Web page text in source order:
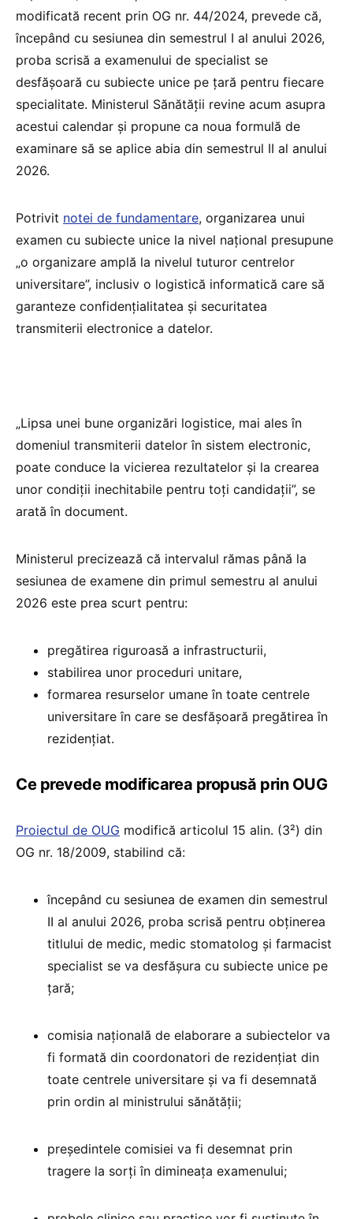
modificată recent prin OG nr. 44/2024, prevede că,
începând cu sesiunea din semestrul I al anului 2026,
proba scrisă a examenului de specialist se
desfășoară cu subiecte unice pe țară pentru fiecare
specialitate. Ministerul Sănătății revine acum asupra
acestui calendar și propune ca noua formulă de
examinare să se aplice abia din semestrul II al anului
2026.
Potrivit notei de fundamentare, organizarea unui
examen cu subiecte unice la nivel național presupune
„o organizare amplă la nivelul tuturor centrelor
universitare”, inclusiv o logistică informatică care să
garanteze confidențialitatea și securitatea
transmiterii electronice a datelor.
„Lipsa unei bune organizări logistice, mai ales în
domeniul transmiterii datelor în sistem electronic,
poate conduce la vicierea rezultatelor și la crearea
unor condiții inechitabile pentru toți candidații”, se
arată în document.
Ministerul precizează că intervalul rămas până la
sesiunea de examene din primul semestru al anului
2026 este prea scurt pentru:
pregătirea riguroasă a infrastructurii,
stabilirea unor proceduri unitare,
formarea resurselor umane în toate centrele
universitare în care se desfășoară pregătirea în
rezidențiat.
Ce prevede modificarea propusă prin OUG
Proiectul de OUG modifică articolul 15 alin. (3²) din
OG nr. 18/2009, stabilind că:
începând cu sesiunea de examen din semestrul
II al anului 2026, proba scrisă pentru obținerea
titlului de medic, medic stomatolog și farmacist
specialist se va desfășura cu subiecte unice pe
țară;
comisia națională de elaborare a subiectelor va
fi formată din coordonatori de rezidențiat din
toate centrele universitare și va fi desemnată
prin ordin al ministrului sănătății;
președintele comisiei va fi desemnat prin
tragere la sorți în dimineața examenului;